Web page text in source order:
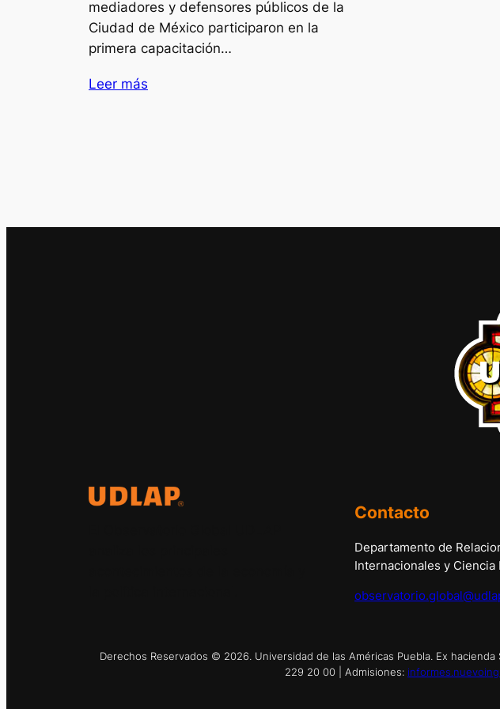
mediadores y defensores públicos de la
Ciudad de México participaron en la
primera capacitación…
Leer más
Contacto
Departamento de
Internacionales y Ciencia
Derechos Reservados © 2026. Universidad de las Américas Puebla. Ex
229 20 00 | Admisiones: